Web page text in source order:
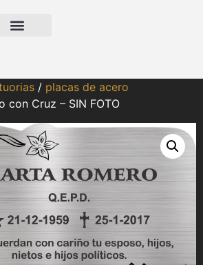
/ placas de acero
con Cruz – SIN FOTO